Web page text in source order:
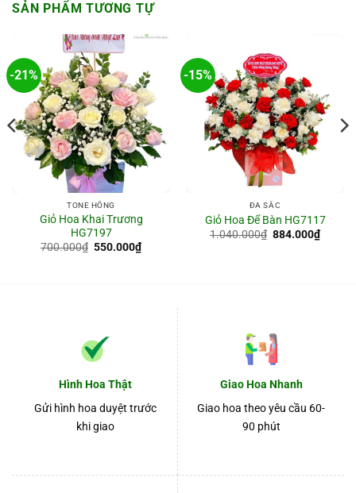
SẢN PHẨM TƯƠNG TỰ
-21%
TONE HỒNG
Giỏ Hoa Khai Trương
HG7197
700.000₫ Giá
550.000₫Giá
hiện
-15%
ĐA SẮC
Giỏ Hoa Để Bàn HG7117
1.040.000₫ Giá
884.000₫Giá
hiện
Hình Hoa Thật
Gửi hình hoa duyệt trước
khi giao
Giao Hoa Nhanh
Giao hoa theo yêu cầu 60-
90 phút